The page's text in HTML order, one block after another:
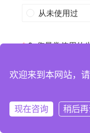
注册
欢迎来到本网站，
现在咨询 稍后